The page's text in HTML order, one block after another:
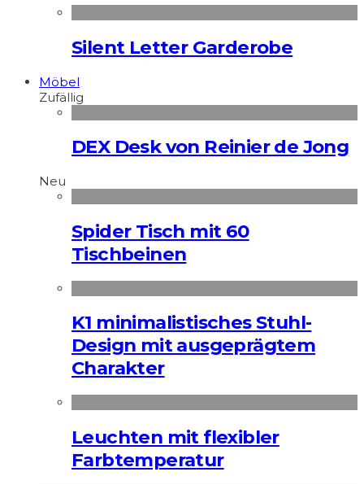
Silent Letter Garderobe
Möbel
Zufällig
DEX Desk von Reinier de Jong
Neu
Spider Tisch mit 60
Tischbeinen
K1 minimalistisches Stuhl-
Design mit ausgeprägtem
Charakter
Leuchten mit flexibler
Farbtemperatur